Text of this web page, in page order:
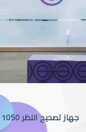
جهاز تصحيح النظر SCHWIND AMARIS 1050